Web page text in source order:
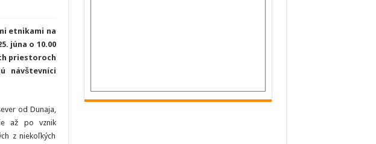
etnikami na
júna o 10.00
priestoroch
návštevníci
od Dunaja,
až po vznik
z niekoľkých